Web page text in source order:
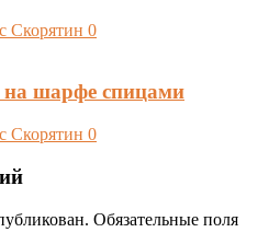
Скорятин 0
на шарфе спицами
Скорятин 0
Обязательные поля